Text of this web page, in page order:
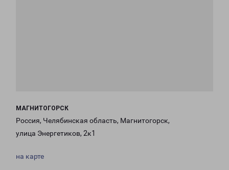
МАГНИТОГОРСК
Россия, Челябинская область, Магнитогорск,
улица Энергетиков, 2к1
на карте